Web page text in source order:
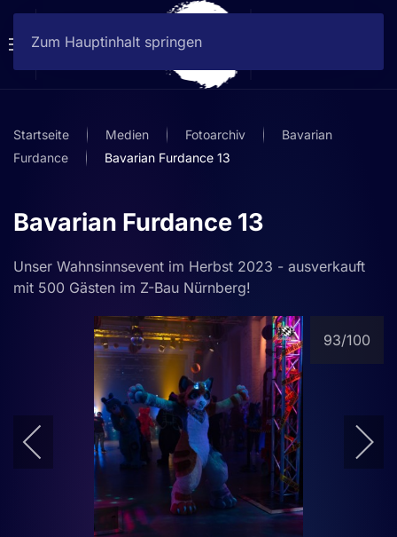
Zum Hauptinhalt springen
Startseite Medien Fotoarchiv
Bavarian
Furdance
Bavarian Furdance 13
Bavarian Furdance 13
Unser Wahnsinnsevent im Herbst 2023 - ausverkauft
mit 500 Gästen im Z-Bau Nürnberg!
93/100